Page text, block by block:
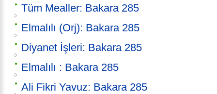
Tüm Mealler: Bakara 285
Elmalılı (Orj): Bakara 285
Diyanet İşleri: Bakara 285
Elmalılı : Bakara 285
Ali Fikri Yavuz: Bakara 285